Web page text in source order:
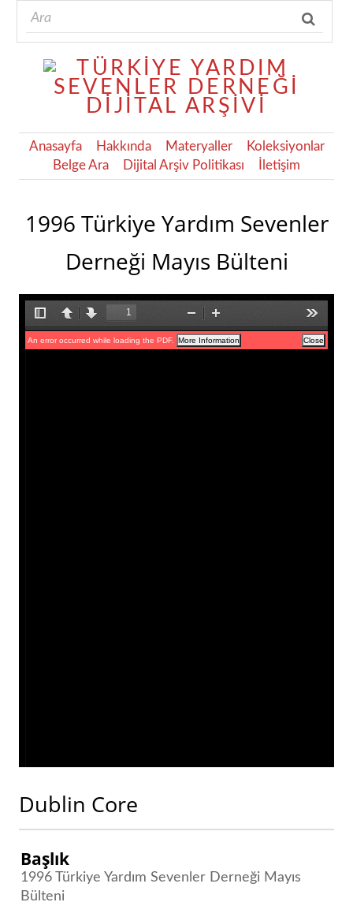
Anasayfa Hakkında Materyaller
Koleksiyonlar
Belge Ara
Dijital Arşiv Politikası İletişim
1996 Türkiye Yardım Sevenler
Derneği Mayıs Bülteni
Dublin Core
Başlık
1996 Türkiye Yardım Sevenler Derneği Mayıs
Bülteni